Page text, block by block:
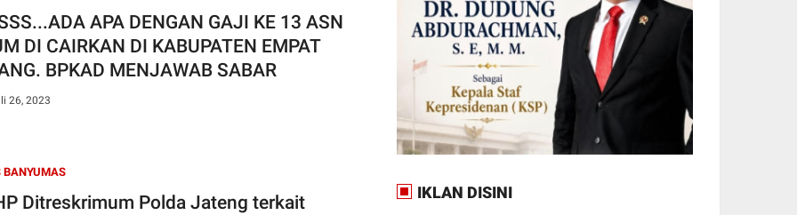
APA DENGAN GAJI KE 13 ASN
DI CAIRKAN DI KABUPATEN EMPAT
BPKAD MENJAWAB SABAR
26, 2023
BANYUMAS
Ditreskrimum Polda Jateng terkait
IKLAN DISINI